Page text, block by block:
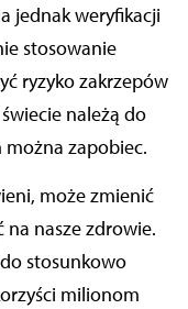
jednak weryfikacji
stosowanie
ryzyko zakrzepów
należą do
zapobiec.
może zmienić
na nasze zdrowie.
stosunkowo
milionom